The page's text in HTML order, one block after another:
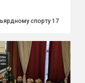
спорту 17